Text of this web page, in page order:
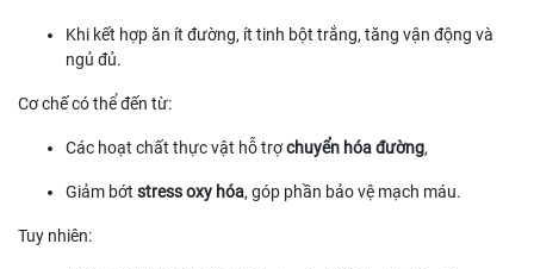
Khi kết hợp ăn ít đường, ít tinh bột trắng, tăng vận động và
ngủ đủ.
Cơ chế có thể đến từ:
Các hoạt chất thực vật hỗ trợchuyển hóa đường,
Giảm bớt stress oxy hóa, góp phần bảo vệ mạch máu.
Tuy nhiên: